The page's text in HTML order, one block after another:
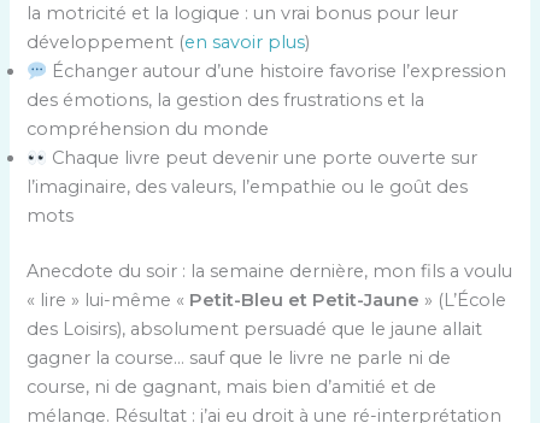
la motricité et la logique : un vrai bonus pour leur
développement (en savoir plus)
Échanger autour d’une histoire favorise l’expression
des émotions, la gestion des frustrations et la
compréhension du monde
Chaque livre peut devenir une porte ouverte sur
l’imaginaire, des valeurs, l’empathie ou le goût des
mots
Anecdote du soir : la semaine dernière, mon fils a voulu
« lire » lui-même « Petit-Bleu et Petit-Jaune » (L’École
des Loisirs), absolument persuadé que le jaune allait
gagner la course… sauf que le livre ne parle ni de
course, ni de gagnant, mais bien d’amitié et de
mélange. Résultat : j’ai eu droit à une ré-interprétation